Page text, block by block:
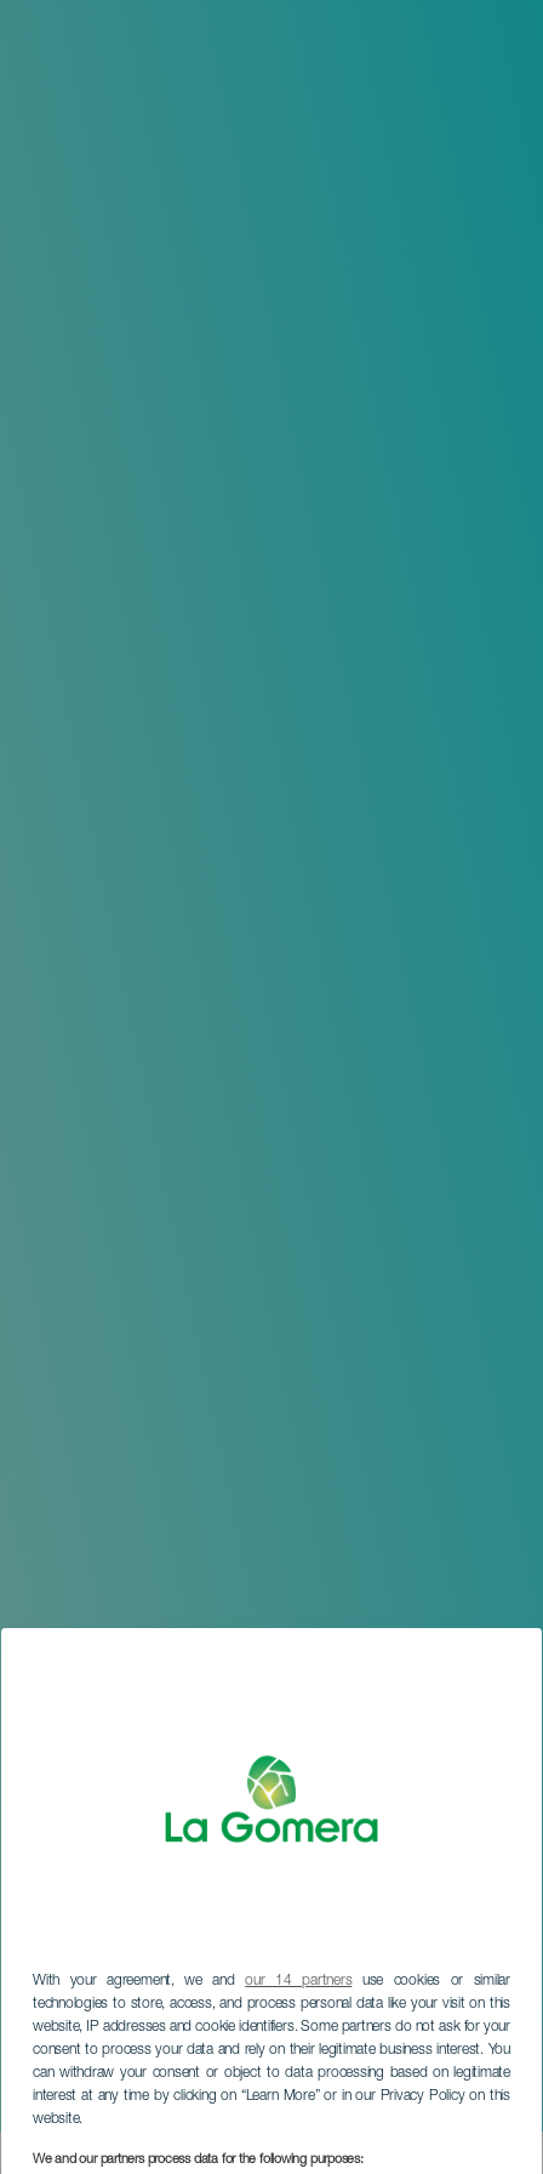
With your agreement, we andour 14 partnersuse cookies or similar
technologies to store, access, and process personal data like your visit on this
website, IP addresses and cookie identifiers. Some partners do not ask for your
consent to process your data and rely on their legitimate business interest. You
can withdraw your consent or object to data processing based on legitimate
interest at any time by clicking on “Learn More” or in our Privacy Policy on this
website.
We and our partners process data for the following purposes:
Reggae Can Festival
LA GOMERA
Imagen